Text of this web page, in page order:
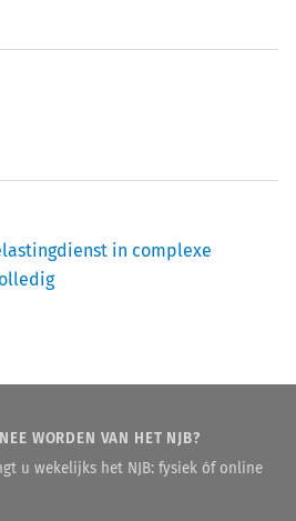
in complexe
WORDEN VAN HET NJB?
u wekelijks het NJB: fysiek óf online